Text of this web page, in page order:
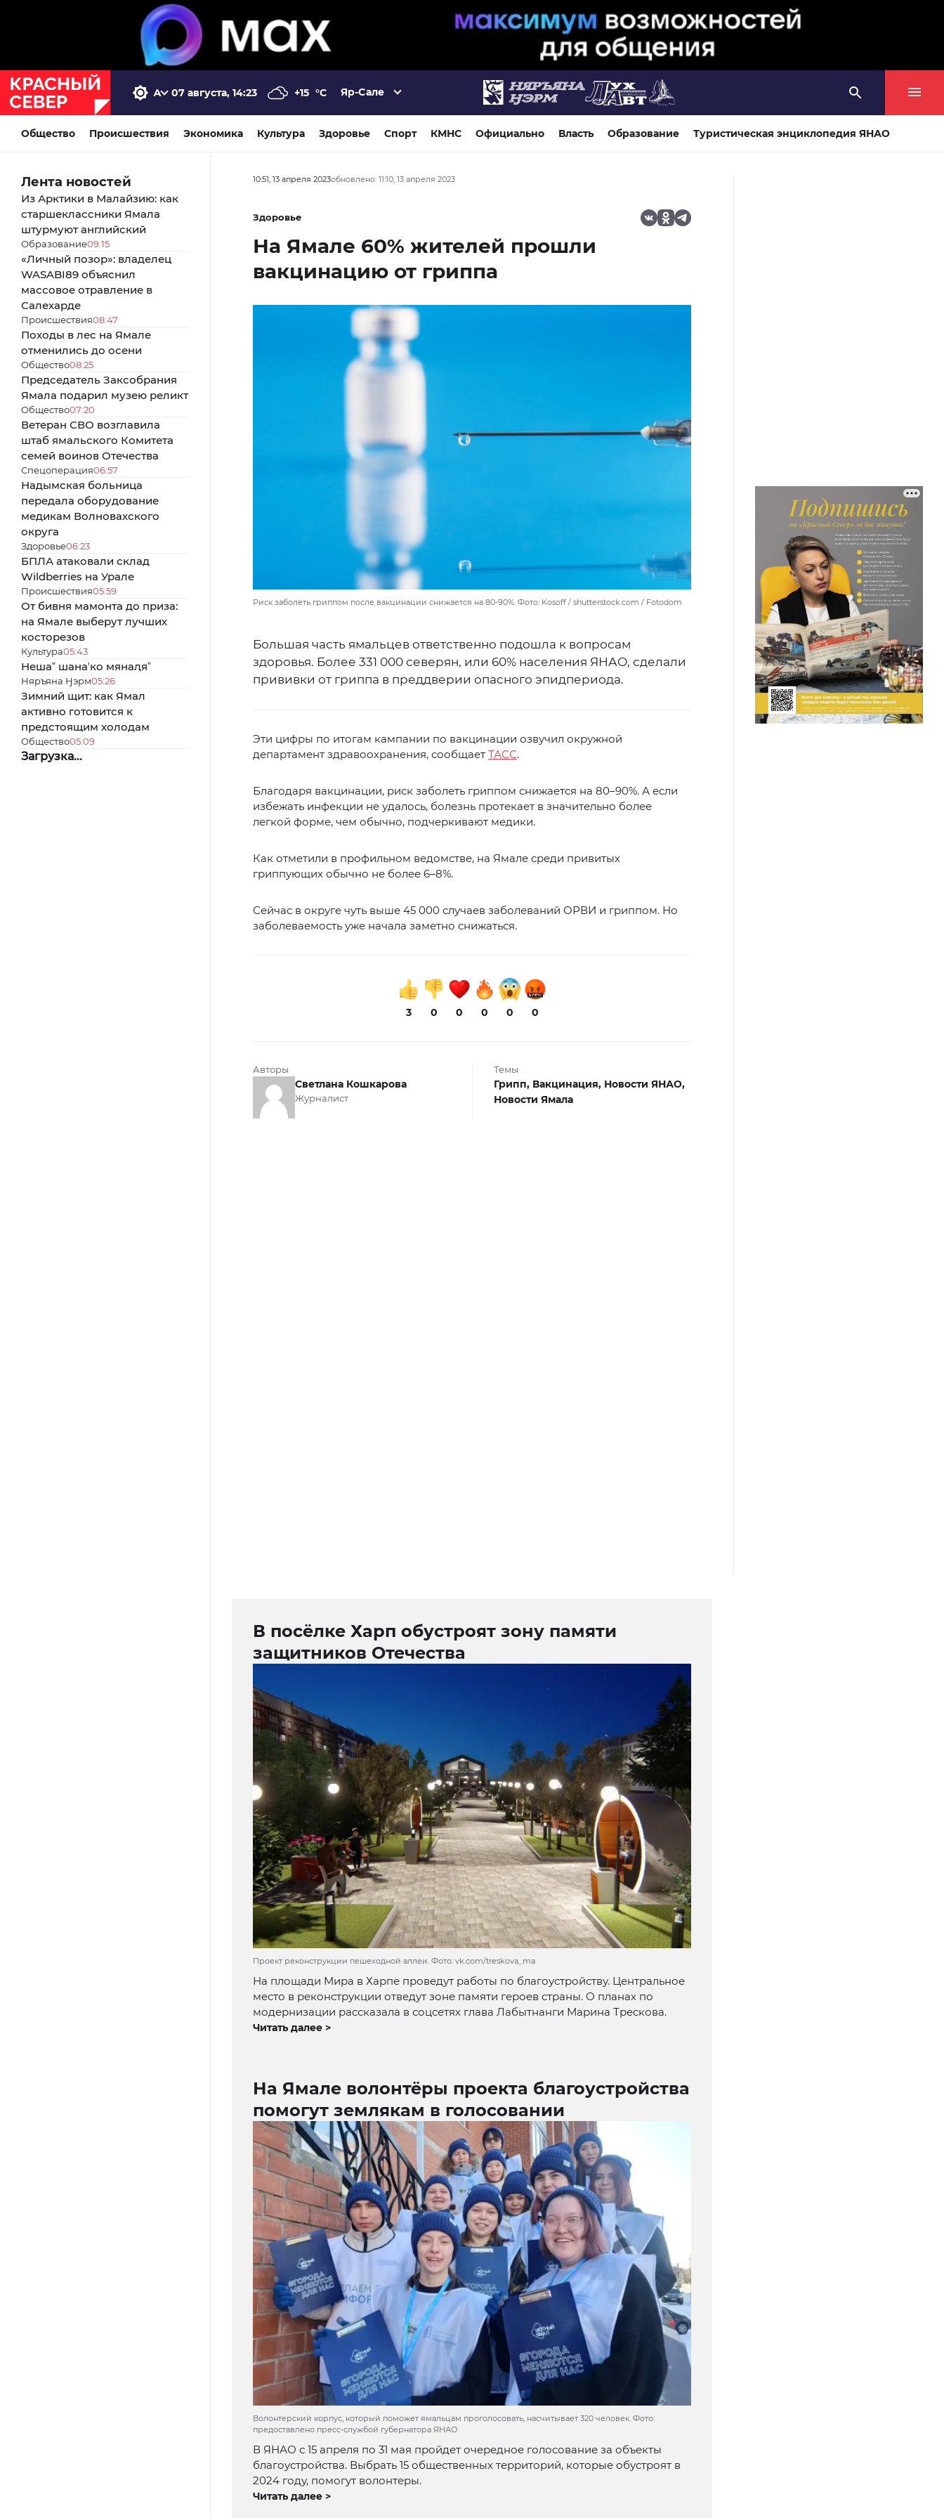
07 августа, 14:23 +15 °C Яр-Сале
Общество Происшествия Экономика Культура Здоровье Спорт КМНС Официально Власть Образование Туристическая энциклопедия ЯНАО
Лента новостей
Из Арктики в Малайзию: как
старшеклассники Ямала
штурмуют английский
Образование09:15
«Личный позор»: владелец
WASABI89 объяснил
массовое отравление в
Салехарде
Происшествия08:47
Походы в лес на Ямале
отменились до осени
Общество08:25
Председатель Заксобрания
Ямала подарил музею реликт
Общество07:20
Ветеран СВО возглавила
штаб ямальского Комитета
семей воинов Отечества
Спецоперация06:57
Надымская больница
передала оборудование
медикам Волновахского
округа
Здоровье06:23
БПЛА атаковали склад
Wildberries на Урале
Происшествия05:59
От бивня мамонта до приза:
на Ямале выберут лучших
косторезов
Культура05:43
Нешаˮ шанаʼко мянаԯяˮ
Няръяна Ӈэрм05:26
Зимний щит: как Ямал
активно готовится к
предстоящим холодам
Общество05:09
Загрузка...
10:51, 13 апреля 2023обновлено: 11:10, 13 апреля 2023
Здоровье
На Ямале 60% жителей прошли
вакцинацию от гриппа
Риск заболеть гриппом после вакцинации снижается на 80-90%. Фото: Kosoff / shutterstock.com / Fotodom
Большая часть ямальцев ответственно подошла к вопросам
здоровья. Более 331 000 северян, или 60% населения ЯНАО, сделали
прививки от гриппа в преддверии опасного эпидпериода.
Эти цифры по итогам кампании по вакцинации озвучил окружной
департамент здравоохранения, сообщает ТАСС.
Благодаря вакцинации, риск заболеть гриппом снижается на 80–90%. А если
избежать инфекции не удалось, болезнь протекает в значительно более
легкой форме, чем обычно, подчеркивают медики.
Как отметили в профильном ведомстве, на Ямале среди привитых
гриппующих обычно не более 6–8%.
Сейчас в округе чуть выше 45 000 случаев заболеваний ОРВИ и гриппом. Но
заболеваемость уже начала заметно снижаться.
3 0 0 0 0 0
Авторы
Светлана Кошкарова
Журналист
Темы
Грипп, Вакцинация, Новости ЯНАО,
Новости Ямала
В посёлке Харп обустроят зону памяти
защитников Отечества
Проект реконструкции пешеходной аллеи. Фото: vk.com/treskova_ma
На площади Мира в Харпе проведут работы по благоустройству. Центральное
место в реконструкции отведут зоне памяти героев страны. О планах по
модернизации рассказала в соцсетях глава Лабытнанги Марина Трескова.
Читать далее >
На Ямале волонтёры проекта благоустройства
помогут землякам в голосовании
Волонтерский корпус, который поможет ямальцам проголосовать, насчитывает 320 человек. Фото:
предоставлено пресс-службой губернатора ЯНАО
В ЯНАО с 15 апреля по 31 мая пройдет очередное голосование за объекты
благоустройства. Выбрать 15 общественных территорий, которые обустроят в
2024 году, помогут волонтеры.
Читать далее >